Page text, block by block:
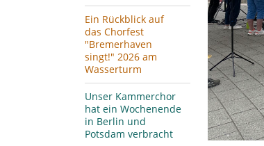
Ein Rückblick auf
das Chorfest
"Bremerhaven
singt!" 2026 am
Wasserturm
Unser Kammerchor
hat ein Wochenende
in Berlin und
Potsdam verbracht